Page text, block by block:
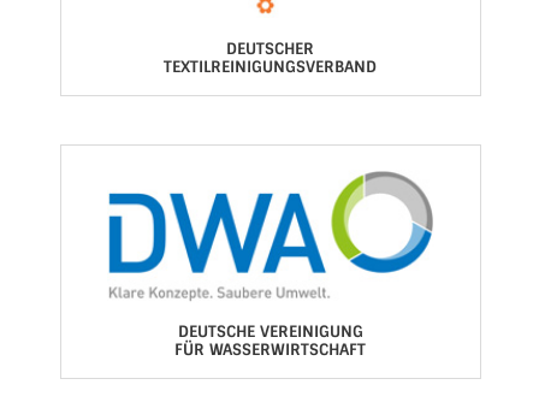
DEUTSCHER
TEXTILREINIGUNGSVERBAND
DEUTSCHE VEREINIGUNG
FÜR WASSERWIRTSCHAFT